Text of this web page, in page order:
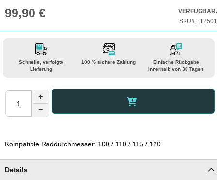
Bildgalerie
springen
99,90 €
VERFÜGBAR.
SKU
12501
Schnelle, verfolgte
Lieferung
100 % sichere Zahlung
Einfache Rückgabe
innerhalb von 30 Tagen
+
−
Kompatible Raddurchmesser: 100 / 110 / 115 / 120
Details